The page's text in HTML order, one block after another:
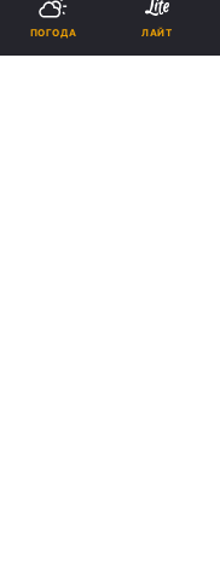
Реклама
ПОГОДА ЛАЙТ